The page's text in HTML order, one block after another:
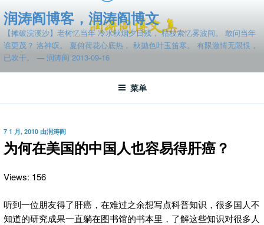
至
容
润涛阎博客，润涛阎博文
【摊破浣溪沙】老树忆当年 冷水秋烟夕日残， 枯枝索忆雾波间。 敢问当年
谁更茂？ 洛神叹。 夏俯荷花心底热， 秋抛色叶玉笛寒。 有限激情无限恨，
已吹干。 — 润涛阎 2013-09-16
菜单
发
布
于
7 1 月, 2010 由润涛阎
为何在美国的中国人也容易得肝癌？
Views: 156
听到一位朋友得了肝癌，在难过之余想写点科普知识，很多国人不
知道的研究成果一直躺在图书馆的书本里，了解这些知识对很多人